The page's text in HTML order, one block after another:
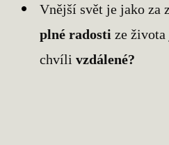
Vnější svět je jako za
plné radosti ze
chvílivzdálené?